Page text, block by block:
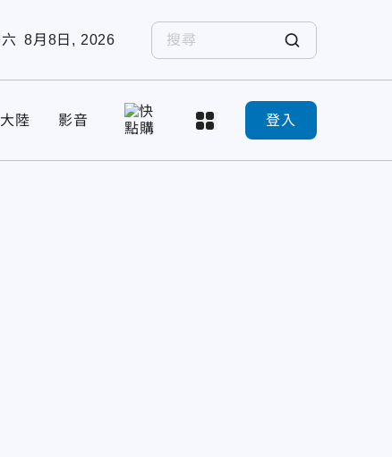
8月8日, 2026
大陸 影音 登入